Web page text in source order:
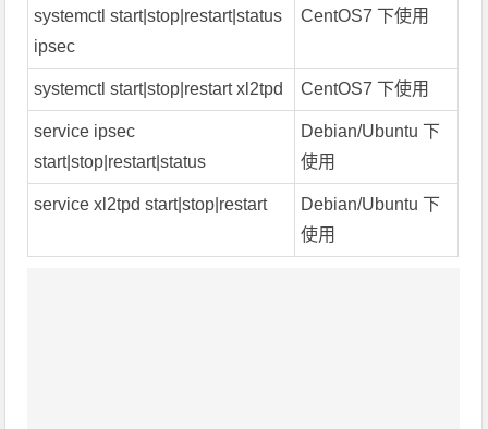
systemctl start|stop|restart|status
ipsec
CentOS7 下使用
systemctl start|stop|restart xl2tpd CentOS7 下使用
service ipsec
start|stop|restart|status
Debian/Ubuntu 下
使用
service xl2tpd start|stop|restart
Debian/Ubuntu 下
使用